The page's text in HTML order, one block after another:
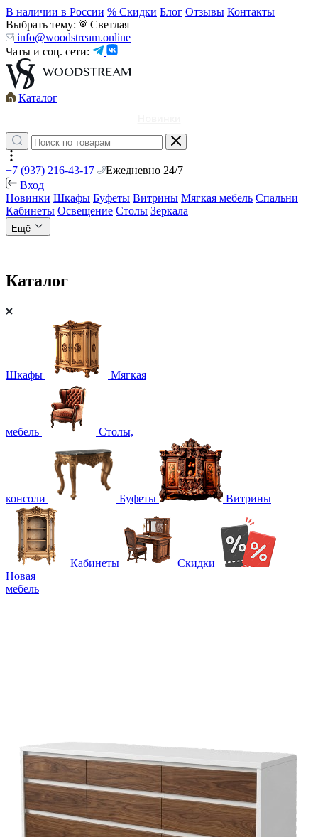
В наличии в России % Скидки Блог Отзывы Контакты
Выбрать тему:
Светлая
info@woodstream.online
Чаты и соц. сети:
Каталог
+7 (937) 216-43-17
Ежедневно 24/7
Вход
Новинки Шкафы Буфеты Витрины Мягкая мебель Спальни
Кабинеты Освещение Столы Зеркала
Ещё
Каталог
Шкафы Мягкая
мебель Столы,
консоли Буфеты Витрины
Кабинеты
Скидки
Новая
мебель